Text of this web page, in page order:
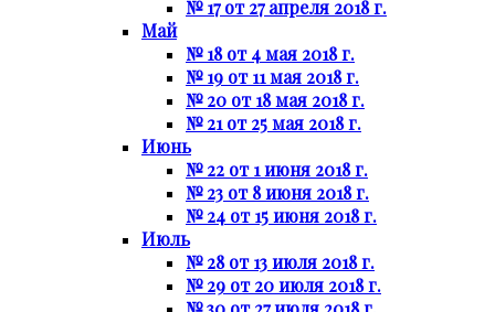
№ 17 от 27 апреля 2018 г.
Май
№ 18 от 4 мая 2018 г.
№ 19 от 11 мая 2018 г.
№ 20 от 18 мая 2018 г.
№ 21 от 25 мая 2018 г.
Июнь
№ 22 от 1 июня 2018 г.
№ 23 от 8 июня 2018 г.
№ 24 от 15 июня 2018 г.
Июль
№ 28 от 13 июля 2018 г.
№ 29 от 20 июля 2018 г.